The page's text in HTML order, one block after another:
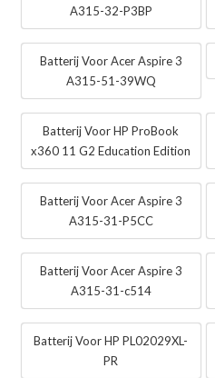
A315-32-P3BP
Batterij Voor Acer Aspire 3
A315-51-39WQ
Batterij Voor HP ProBook
x360 11 G2 Education Edition
Batterij Voor Acer Aspire 3
A315-31-P5CC
Batterij Voor Acer Aspire 3
A315-31-c514
Batterij Voor HP PL02029XL-
PR